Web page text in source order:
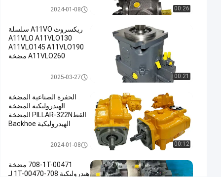
الرئيسية
للحفارة,مضخة
هيدروليكية في
الحفرة
Excavator
Main
Hydraulic
Pump In
Excavator
00:26 مضخة هيدروليكية حفارة2024-01-08
00:21
ريكسروث A11VO سلسلة
A11VLO A11VLO130
A11VLO145 A11VLO190
A11VLO260 مضخة
الحفرة المضخة الرئيسية
مضخة هيدروليكية حفارة2025-03-27
00:12
الحفرة الصناعية المضخة
الهيدروليكية المضخة
القطPILLAR-322N المضخة
الهيدروليكية Backhoe
مضخة هيدروليكية حفارة2024-01-08
708-1T-00471 مضخة
هيدروليكية 708-1T-00470 لـ